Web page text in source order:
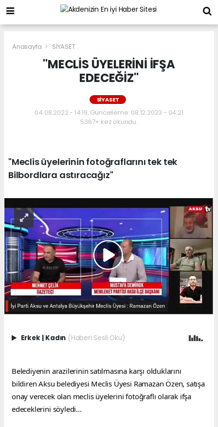
Anasayfa SİYASET
"MECLİS ÜYELERİNİ İFŞA
EDECEĞİZ"
SİYASET
04.08.2022 - 14:19, Güncelleme: 08.12.2023 - 04:21
5367+ kez okundu.
"Meclis üyelerinin fotoğraflarını tek tek
Bilbordlara astıracağız"
Erkek | Kadın (Haberi Sesli Oku)
Belediyenin arazilerinin satılmasına karşı olduklarını
bildiren Aksu belediyesi Meclis Üyesi Ramazan Özen, satışa
onay verecek olan meclis üyelerini fotoğraflı olarak ifşa
edeceklerini söyledi...